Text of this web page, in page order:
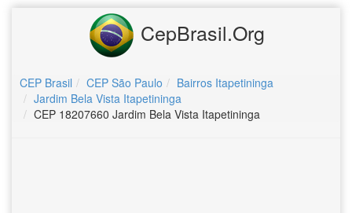
CepBrasil.Org
CEP Brasil CEP São Paulo
Bairros Itapetininga
Jardim Bela Vista Itapetininga
CEP 18207660 Jardim Bela Vista Itapetininga